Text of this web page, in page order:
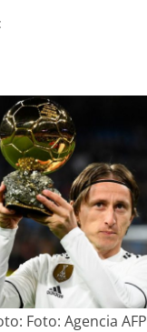
Foto: Agencia AFP